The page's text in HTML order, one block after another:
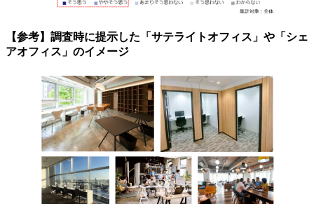
【参考】調査時に提示した「サテライトオフィス」や「シェ
アオフィス」のイメージ